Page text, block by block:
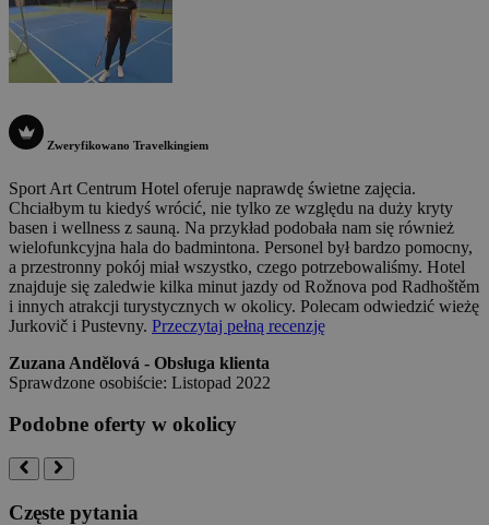
Zweryfikowano Travelkingiem
Sport Art Centrum Hotel oferuje naprawdę świetne zajęcia.
Chciałbym tu kiedyś wrócić, nie tylko ze względu na duży kryty
basen i wellness z sauną. Na przykład podobała nam się również
wielofunkcyjna hala do badmintona. Personel był bardzo pomocny,
a przestronny pokój miał wszystko, czego potrzebowaliśmy. Hotel
znajduje się zaledwie kilka minut jazdy od Rožnova pod Radhoštěm
i innych atrakcji turystycznych w okolicy. Polecam odwiedzić wieżę
Jurkovič i Pustevny. Przeczytaj pełną recenzję
Zuzana Andělová - Obsługa klienta
Sprawdzone osobiście: Listopad 2022
Podobne oferty w okolicy
Częste pytania